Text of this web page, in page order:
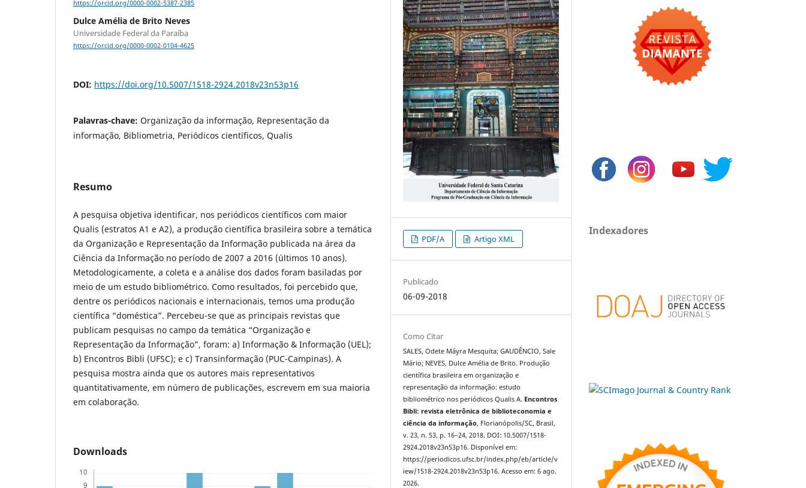
https://orcid.org/0000-0002-5387-2385
Dulce Amélia de Brito Neves
Universidade Federal da Paraíba
https://orcid.org/0000-0002-0104-4625
DOI: https://doi.org/10.5007/1518-2924.2018v23n53p16
Palavras-chave: Organização da informação, Representação da
informação, Bibliometria, Periódicos científicos, Qualis
Resumo
A pesquisa objetiva identificar, nos periódicos científicos com maior
Qualis (estratos A1 e A2), a produção científica brasileira sobre a temática
da Organização e Representação da Informação publicada na área da
Ciência da Informação no período de 2007 a 2016 (últimos 10 anos).
Metodologicamente, a coleta e a análise dos dados foram basiladas por
meio de um estudo bibliométrico. Como resultados, foi percebido que,
dentre os periódicos nacionais e internacionais, temos uma produção
científica “doméstica”. Percebeu-se que as principais revistas que
publicam pesquisas no campo da temática “Organização e
Representação da Informação”, foram: a) Informação & Informação (UEL);
b) Encontros Bibli (UFSC); e c) Transinformação (PUC-Campinas). A
pesquisa mostra ainda que os autores mais representativos
quantitativamente, em número de publicações, escrevem em sua maioria
em colaboração.
Downloads
PDF/A Artigo XML
Publicado
06-09-2018
Como Citar
SALES, Odete Máyra Mesquita; GAUDÊNCIO, Sale
Mário; NEVES, Dulce Amélia de Brito. Produção
científica brasileira em organização e
representação da informação: estudo
bibliométrico nos periódicos Qualis A. Encontros
Bibli: revista eletrônica de biblioteconomia e
ciência da informação, Florianópolis/SC, Brasil,
v. 23, n. 53, p. 16–24, 2018. DOI: 10.5007/1518-
2924.2018v23n53p16. Disponível em:
https://periodicos.ufsc.br/index.php/eb/article/v
iew/1518-2924.2018v23n53p16. Acesso em: 6 ago.
2026.
Indexadores